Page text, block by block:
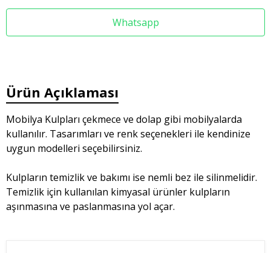
Whatsapp
Ürün Açıklaması
Mobilya Kulpları çekmece ve dolap gibi mobilyalarda
kullanılır. Tasarımları ve renk seçenekleri ile kendinize
uygun modelleri seçebilirsiniz.
Kulpların temizlik ve bakımı ise nemli bez ile silinmelidir.
Temizlik için kullanılan kimyasal ürünler kulpların
aşınmasına ve paslanmasına yol açar.